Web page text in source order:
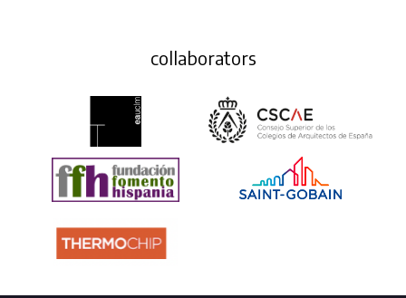
collaborators